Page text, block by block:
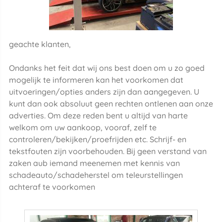
geachte klanten,
Ondanks het feit dat wij ons best doen om u zo goed
mogelijk te informeren kan het voorkomen dat
uitvoeringen/opties anders zijn dan aangegeven. U
kunt dan ook absoluut geen rechten ontlenen aan onze
adverties. Om deze reden bent u altijd van harte
welkom om uw aankoop, vooraf, zelf te
controleren/bekijken/proefrijden etc. Schrijf- en
tekstfouten zijn voorbehouden. Bij geen verstand van
zaken aub iemand meenemen met kennis van
schadeauto/schadeherstel om teleurstellingen
achteraf te voorkomen